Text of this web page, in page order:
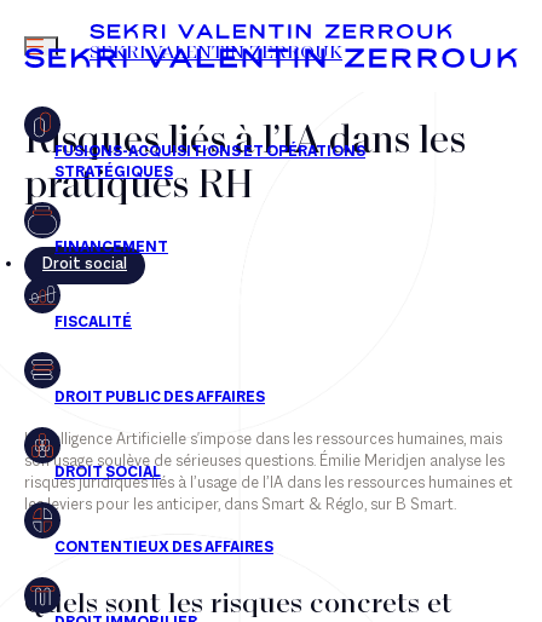
FR EN
MENU SEKRI VALENTIN ZERROUK
Risques liés à l’IA dans les
pratiques RH
Droit social
L'Intelligence Artificielle s'impose dans les ressources humaines, mais
son usage soulève de sérieuses questions. Émilie Meridjen analyse les
risques juridiques liés à l’usage de l’IA dans les ressources humaines et
les leviers pour les anticiper, dans Smart & Réglo, sur B Smart.
Quels sont les risques concrets et